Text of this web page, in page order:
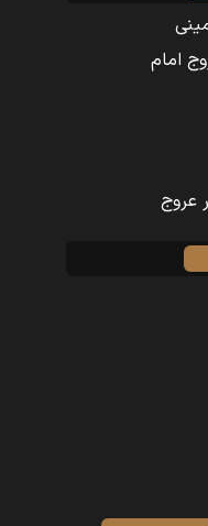
امام
عروج